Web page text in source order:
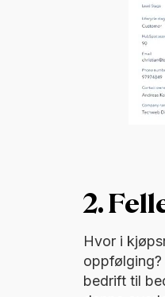
2.
Hvor i
bedrift til